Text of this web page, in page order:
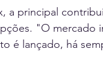
a principal
"O mercado
é lançado, há